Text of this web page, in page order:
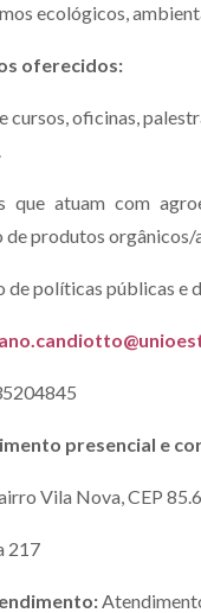
ecológicos,
oferecidos:
cursos, oficinas,
atuam com
produtos
de políticas públicas
presencial e
Vila Nova, CEP
217